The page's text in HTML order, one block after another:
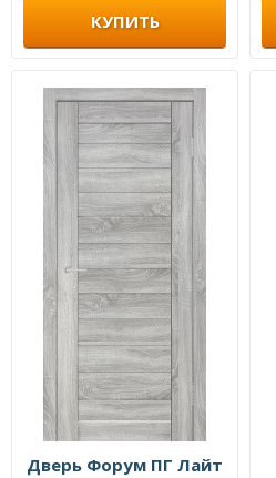
КУПИТЬ
Дверь Форум ПГ Лайт